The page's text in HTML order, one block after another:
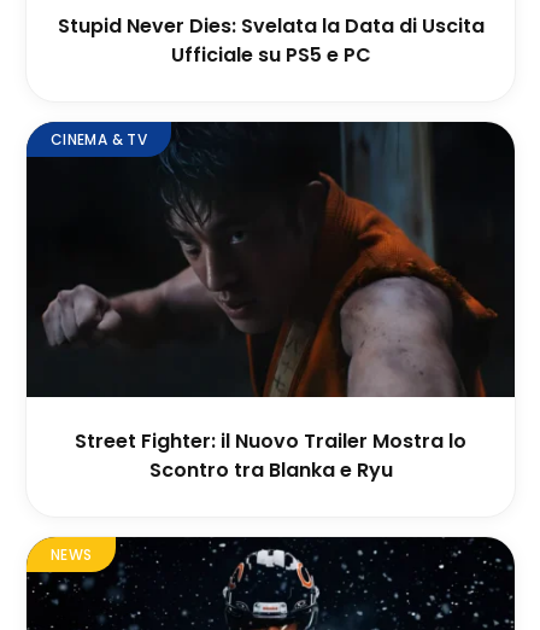
Stupid Never Dies: Svelata la Data di Uscita
Ufficiale su PS5 e PC
CINEMA & TV
Street Fighter: il Nuovo Trailer Mostra lo
Scontro tra Blanka e Ryu
NEWS